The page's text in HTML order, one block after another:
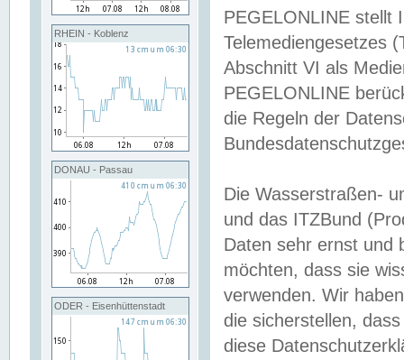
RHEIN - Koblenz
DONAU - Passau
ODER - Eisenhüttenstadt
PEGELONLINE stellt
Telemediengesetzes
Abschnitt VI als
PEGELONLINE
die Regeln der
Die Wasserstraßen-
und das ITZBund
Daten sehr ernst und
möchten, dass sie
verwenden. Wir
die sicherstellen,
diese